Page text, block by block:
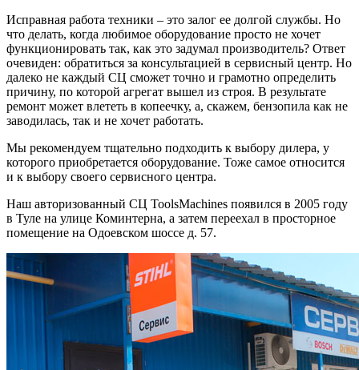
Исправная работа техники – это залог ее долгой службы. Но
что делать, когда любимое оборудование просто не хочет
функционировать так, как это задумал производитель? Ответ
очевиден: обратиться за консультацией в сервисный центр. Но
далеко не каждый СЦ сможет точно и грамотно определить
причину, по которой агрегат вышел из строя. В результате
ремонт может влететь в копеечку, а, скажем, бензопила как не
заводилась, так и не хочет работать.
Мы рекомендуем тщательно подходить к выбору дилера, у
которого приобретается оборудование. Тоже самое относится
и к выбору своего сервисного центра.
Наш авторизованный СЦ ToolsMachines появился в 2005 году
в Туле на улице Коминтерна, а затем переехал в просторное
помещение на Одоевском шоссе д. 57.